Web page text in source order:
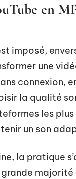
en
imposé,
une
connexion,
la qualité
les
un son
la pratique
majorité